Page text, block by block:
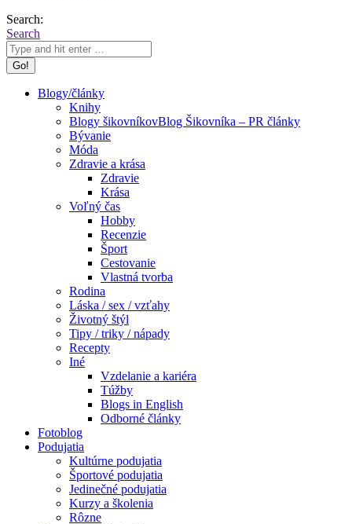
Search:
Search
Blogy/články
Knihy
Blogy šikovníkovBlog Šikovníka – PR články
Bývanie
Móda
Zdravie a krása
Zdravie
Krása
Voľný čas
Hobby
Recenzie
Šport
Cestovanie
Vlastná tvorba
Rodina
Láska / sex / vzťahy
Životný štýl
Tipy / triky / nápady
Recepty
Iné
Vzdelanie a kariéra
Túžby
Blogs in English
Odborné články
Fotoblog
Podujatia
Kultúrne podujatia
Športové podujatia
Jedinečné podujatia
Kurzy a školenia
Rôzne